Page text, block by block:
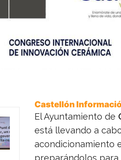
Castellón
El Ayuntamiento de
está llevando a
acondicionamiento
preparándolos